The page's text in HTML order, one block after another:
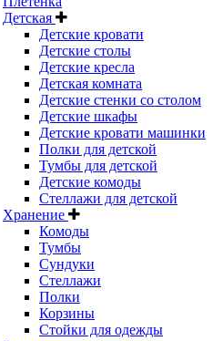
Детская
Детские кровати
Детские столы
Детские кресла
Детская комната
Детские стенки со столом
Детские шкафы
Детские кровати машинки
Полки для детской
Тумбы для детской
Детские комоды
Стеллажи для детской
Хранение
Комоды
Тумбы
Сундуки
Стеллажи
Полки
Корзины
Стойки для одежды